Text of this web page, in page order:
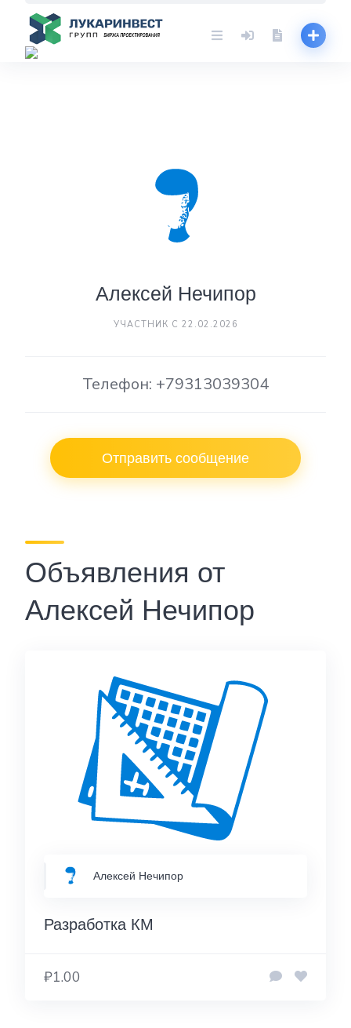
content
Алексей Нечипор
УЧАСТНИК С 22.02.2026
Телефон: +79313039304
Отправить сообщение
Объявления от
Алексей Нечипор
Алексей Нечипор
Разработка КМ
₽1.00